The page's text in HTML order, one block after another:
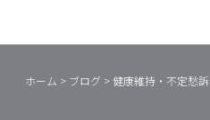
ホーム > ブログ >健康維持・不定愁訴